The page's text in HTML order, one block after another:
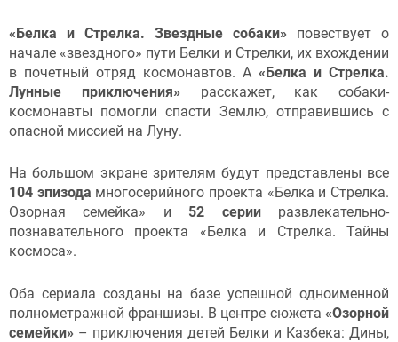
«Белка и Стрелка. Звездные собаки» повествует о
начале «звездного» пути Белки и Стрелки, их вхождении
в почетный отряд космонавтов. А «Белка и Стрелка.
Лунные приключения» расскажет, как собаки-
космонавты помогли спасти Землю, отправившись с
опасной миссией на Луну.
На большом экране зрителям будут представлены все
104 эпизода многосерийного проекта «Белка и Стрелка.
Озорная семейка» и 52 серииразвлекательно-
познавательного проекта «Белка и Стрелка. Тайны
космоса».
Оба сериала созданы на базе успешной одноименной
полнометражной франшизы. В центре сюжета «Озорной
семейки» – приключения детей Белки и Казбека: Дины,